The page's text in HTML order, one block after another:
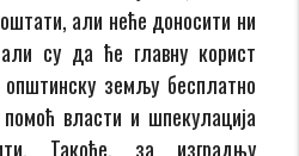
али неће доносити ни
су да ће главну корист
земљу бесплатно
власти и шпекулација
Такође, за изградњу